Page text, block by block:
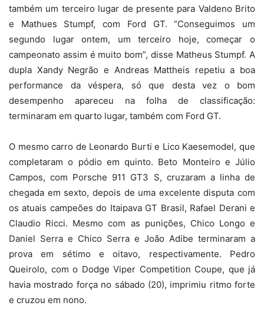
também um terceiro lugar de presente para Valdeno Brito
e Mathues Stumpf, com Ford GT. “Conseguimos um
segundo lugar ontem, um terceiro hoje, começar o
campeonato assim é muito bom”, disse Matheus Stumpf. A
dupla Xandy Negrão e Andreas Mattheis repetiu a boa
performance da véspera, só que desta vez o bom
desempenho apareceu na folha de classificação:
terminaram em quarto lugar, também com Ford GT.
O mesmo carro de Leonardo Burti e Lico Kaesemodel, que
completaram o pódio em quinto. Beto Monteiro e Júlio
Campos, com Porsche 911 GT3 S, cruzaram a linha de
chegada em sexto, depois de uma excelente disputa com
os atuais campeões do Itaipava GT Brasil, Rafael Derani e
Claudio Ricci. Mesmo com as punições, Chico Longo e
Daniel Serra e Chico Serra e João Adibe terminaram a
prova em sétimo e oitavo, respectivamente. Pedro
Queirolo, com o Dodge Viper Competition Coupe, que já
havia mostrado força no sábado (20), imprimiu ritmo forte
e cruzou em nono.